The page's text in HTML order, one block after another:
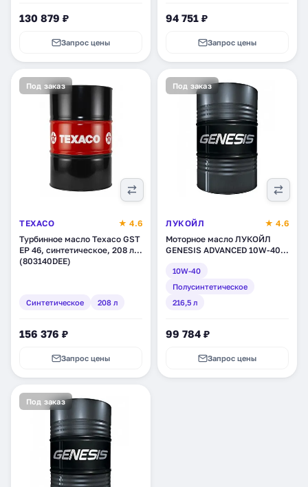
130 879 ₽
Запрос цены
94 751 ₽
Запрос цены
Под заказ
TEXACO
★ 4.6
Турбинное масло Texaco GST
EP 46, синтетическое, 208 л
(803140DEE)
Синтетическое 208 л
156 376 ₽
Запрос цены
Под заказ
ЛУКОЙЛ
★ 4.6
Моторное масло ЛУКОЙЛ
GENESIS ADVANCED 10W-40,
(3048586)
10W-40
Полусинтетическое
216,5 л
99 784 ₽
Запрос цены
Под заказ